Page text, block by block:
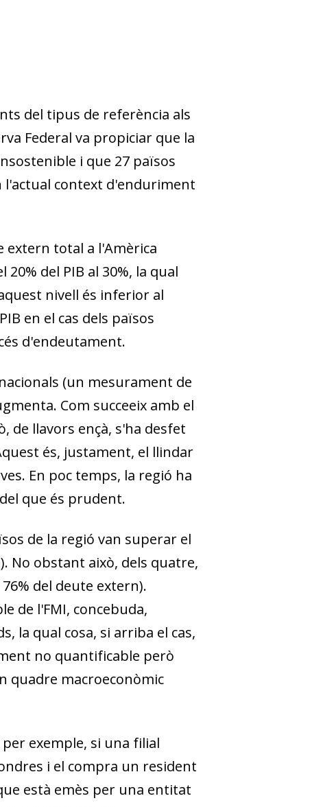
del tipus de referència als
Federal va propiciar que la
i que 27 països
context d'enduriment
extern total a l'Amèrica
20% del PIB al 30%, la qual
nivell és inferior al
en el cas dels països
d'endeutament.
(un mesurament de
Com succeeix amb el
de llavors ençà, s'ha desfet
és, justament, el llindar
En poc temps, la regió ha
que és prudent.
de la regió van superar el
No obstant això, dels quatre,
del deute extern).
de l'FMI, concebuda,
la qual cosa, si arriba el cas,
no quantificable però
quadre macroeconòmic
exemple, si una filial
i el compra un resident
està emès per una entitat